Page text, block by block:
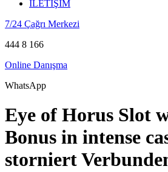
İLETİŞİM
7/24 Çağrı Merkezi
444 8 166
Online Danışma
WhatsApp
Eye of Horus Slot
Bonus in intense
storniert